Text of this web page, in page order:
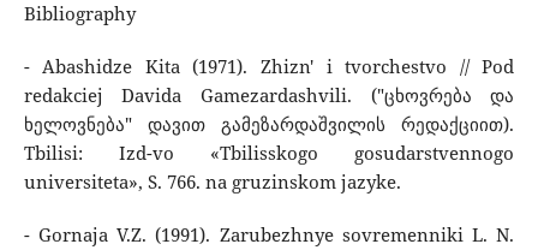
Bibliography
- Abashidze Kita (1971). Zhizn' i tvorchestvo // Pod
redakciej Davida Gamezardashvili. ("ცხოვრება და
ხელოვნება" დავით გამეზარდაშვილის რედაქციით).
Tbilisi: Izd-vo «Tbilisskogo gosudarstvennogo
universiteta», S. 766. na gruzinskom jazyke.
- Gornaja V.Z. (1991). Zarubezhnye sovremenniki L. N.